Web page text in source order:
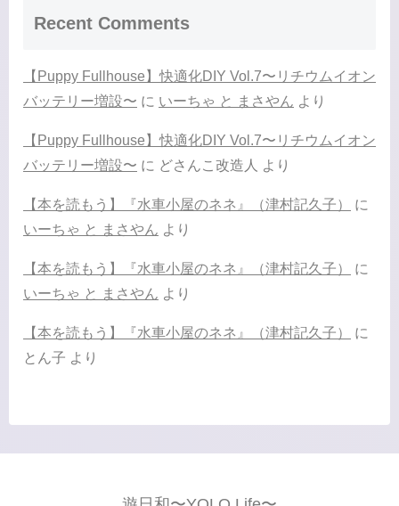
Recent Comments
【Puppy Fullhouse】快適化DIY Vol.7〜リチウムイオン
バッテリー増設〜 に いーちゃ と まさやん より
【Puppy Fullhouse】快適化DIY Vol.7〜リチウムイオン
バッテリー増設〜 に どさんこ改造人 より
【本を読もう】『水車小屋のネネ』（津村記久子）
に
いーちゃ と まさやん より
【本を読もう】『水車小屋のネネ』（津村記久子）
に
いーちゃ と まさやん より
【本を読もう】『水車小屋のネネ』（津村記久子）
に
とん子 より